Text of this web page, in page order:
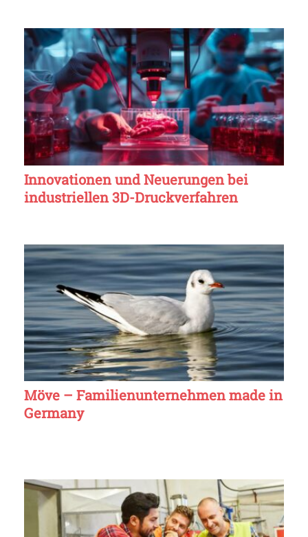
Innovationen und Neuerungen bei
industriellen 3D-Druckverfahren
Möve – Familienunternehmen made in
Germany